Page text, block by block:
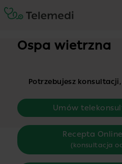
Ospa wietrzna
Potrzebujesz
Umów
Recepta
(konsultacja